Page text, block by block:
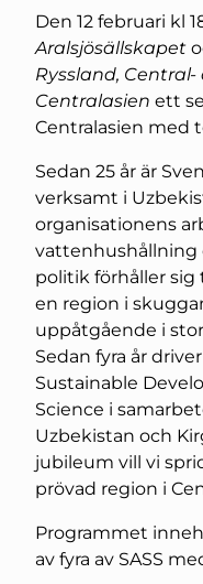
Den 12 februari kl
Aralsjösällskapet
Ryssland,
Centralasien ett
Centralasien med
Sedan 25 år är
verksamt i
organisationens
vattenhushållning
politik förhåller sig
en region i
uppåtgående i
Sedan fyra år
Sustainable
Science i
Uzbekistan och
jubileum vill vi
prövad region i
Programmet
av fyra av SASS